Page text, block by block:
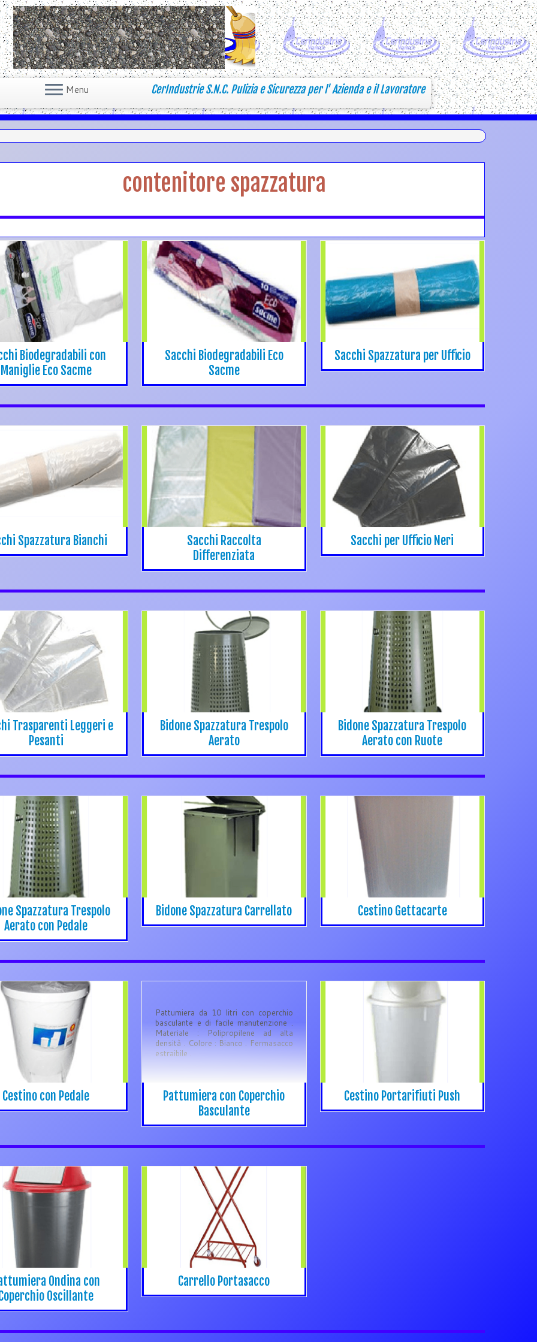
CerIndustrie S.N.C. Pulizia e Sicurezza per l' Azienda e il Lavoratore
Menu
contenitore spazzatura
Biodegradabili con
Maniglie Eco Sacme
Sacchi Biodegradabili Eco
Sacme
Sacchi Spazzatura per Ufficio
Spazzatura Bianchi
Sacchi Raccolta
Differenziata
Sacchi per Ufficio Neri
Trasparenti Leggeri e
Pesanti
Bidone Spazzatura Trespolo
Aerato
Bidone Spazzatura Trespolo
Aerato con Ruote
Spazzatura Trespolo
Aerato con Pedale
Bidone Spazzatura Carrellato Cestino Gettacarte
Cestino con Pedale
Pattumiera da 10 litri con coperchio
basculante e di facile manutenzione .
Materiale : Polipropilene ad alta
densità . Colore : Bianco . Fermasacco
estraibile .
Pattumiera con Coperchio
Basculante
Cestino Portarifiuti Push
Ondina con
Oscillante
Carrello Portasacco